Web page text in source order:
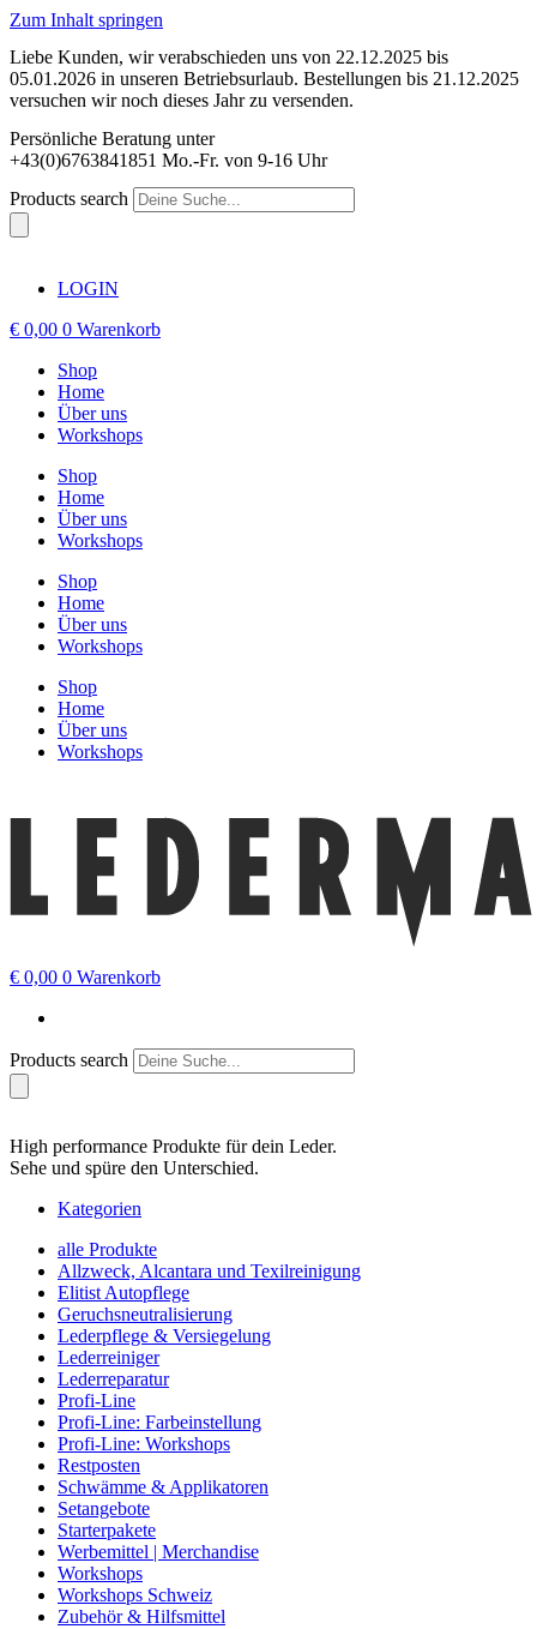
Zum Inhalt springen
Liebe Kunden, wir verabschieden uns von 22.12.2025 bis
05.01.2026 in unseren Betriebsurlaub. Bestellungen bis 21.12.2025
versuchen wir noch dieses Jahr zu versenden.
Persönliche Beratung unter
+43(0)6763841851 Mo.-Fr. von 9-16 Uhr
Products search
LOGIN
€ 0,00 0 Warenkorb
Shop
Home
Über uns
Workshops
Shop
Home
Über uns
Workshops
Shop
Home
Über uns
Workshops
Shop
Home
Über uns
Workshops
€ 0,00 0 Warenkorb
Products search
High performance Produkte für dein Leder.
Sehe und spüre den Unterschied.
Kategorien
alle Produkte
Allzweck, Alcantara und Texilreinigung
Elitist Autopflege
Geruchsneutralisierung
Lederpflege & Versiegelung
Lederreiniger
Lederreparatur
Profi-Line
Profi-Line: Farbeinstellung
Profi-Line: Workshops
Restposten
Schwämme & Applikatoren
Setangebote
Starterpakete
Werbemittel | Merchandise
Workshops
Workshops Schweiz
Zubehör & Hilfsmittel